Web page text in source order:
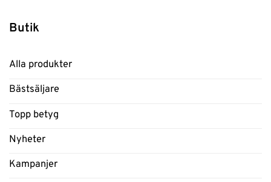
Butik
Alla produkter
Bästsäljare
Topp betyg
Nyheter
Kampanjer